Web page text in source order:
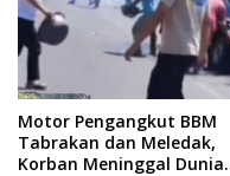
Motor Pengangkut BBM
Tabrakan dan Meledak,
Korban Meninggal Dunia